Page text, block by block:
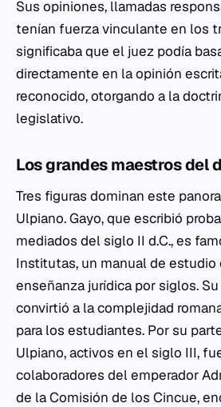
Sus opiniones, llamadas
tenían fuerza vinculante en los
significaba que el juez podía
directamente en la opinión
reconocido, otorgando a la
legislativo.
Los grandes maestros del
Tres figuras dominan este
Ulpiano. Gayo, que escribió
mediados del siglo II d.C., es
Institutas, un manual de
enseñanza jurídica por siglos.
convirtió a la complejidad
para los estudiantes. Por su
Ulpiano, activos en el siglo III,
colaboradores del emperador
de laComisión de los Cincue,